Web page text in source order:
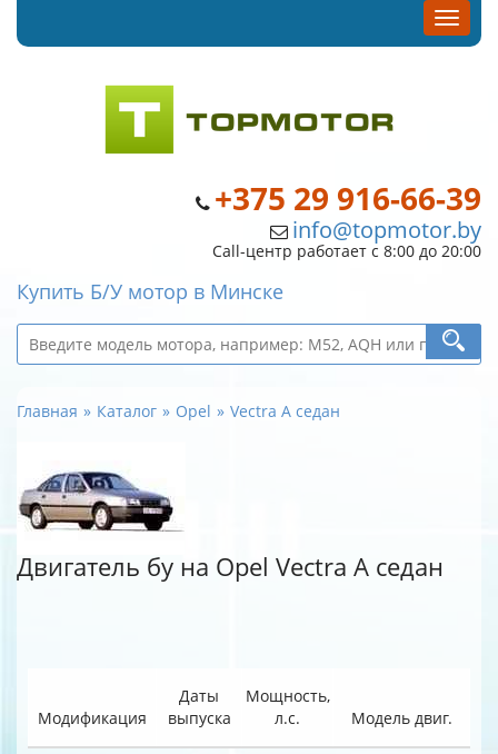
+375 29 916-66-39
info@topmotor.by
Call-центр работает с 8:00 до 20:00
Купить Б/У мотор в Минске
Главная Каталог Opel Vectra A седан
Двигатель бу на Opel Vectra A седан
Модификация
Даты
выпуска
Мощность,
л.с.
Модель двиг.